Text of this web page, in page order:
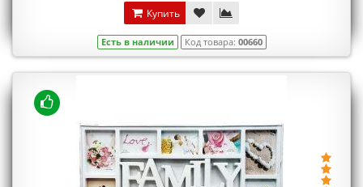
Купить
Есть в наличии Код товара: 00660